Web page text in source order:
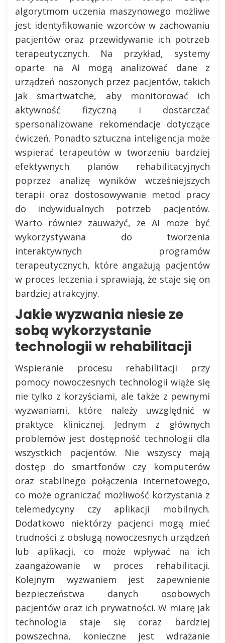
algorytmom uczenia maszynowego możliwe
jest identyfikowanie wzorców w zachowaniu
pacjentów oraz przewidywanie ich potrzeb
terapeutycznych. Na przykład, systemy
oparte na AI mogą analizować dane z
urządzeń noszonych przez pacjentów, takich
jak smartwatche, aby monitorować ich
aktywność fizyczną i dostarczać
spersonalizowane rekomendacje dotyczące
ćwiczeń. Ponadto sztuczna inteligencja może
wspierać terapeutów w tworzeniu bardziej
efektywnych planów rehabilitacyjnych
poprzez analizę wyników wcześniejszych
terapii oraz dostosowywanie metod pracy
do indywidualnych potrzeb pacjentów.
Warto również zauważyć, że AI może być
wykorzystywana do tworzenia
interaktywnych programów
terapeutycznych, które angażują pacjentów
w proces leczenia i sprawiają, że staje się on
bardziej atrakcyjny.
Jakie wyzwania niesie ze
sobą wykorzystanie
technologii w rehabilitacji
Wspieranie procesu rehabilitacji przy
pomocy nowoczesnych technologii wiąże się
nie tylko z korzyściami, ale także z pewnymi
wyzwaniami, które należy uwzględnić w
praktyce klinicznej. Jednym z głównych
problemów jest dostępność technologii dla
wszystkich pacjentów. Nie wszyscy mają
dostęp do smartfonów czy komputerów
oraz stabilnego połączenia internetowego,
co może ograniczać możliwość korzystania z
telemedycyny czy aplikacji mobilnych.
Dodatkowo niektórzy pacjenci mogą mieć
trudności z obsługą nowoczesnych urządzeń
lub aplikacji, co może wpływać na ich
zaangażowanie w proces rehabilitacji.
Kolejnym wyzwaniem jest zapewnienie
bezpieczeństwa danych osobowych
pacjentów oraz ich prywatności. W miarę jak
technologia staje się coraz bardziej
powszechna, konieczne jest wdrażanie